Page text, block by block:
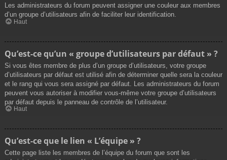
Les administrateurs du forum peuvent assigner une couleur aux membres
d’un groupe d’utilisateurs afin de faciliter leur identification.
Haut
Qu’est-ce qu’un « groupe d’utilisateurs par défaut » ?
Si vous êtes membre de plus d’un groupe d’utilisateurs, votre groupe
d’utilisateurs par défaut est utilisé afin de déterminer quelle sera la couleur
et le rang qui vous sera assigné par défaut. Les administrateurs du forum
peuvent vous autoriser à modifier vous-même votre groupe d’utilisateurs
par défaut depuis le panneau de contrôle de l’utilisateur.
Haut
Qu’est-ce que le lien « L’équipe » ?
Cette page liste les membres de l’équipe du forum que sont les